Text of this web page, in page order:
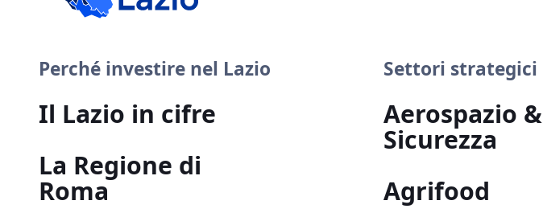
Perché investire nel Lazio
Il Lazio in cifre
La Regione di
Roma
Settori strategici
Aerospazio &
Sicurezza
Agrifood